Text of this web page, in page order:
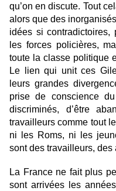
qu’on en discute. Tout
alors que des
idées si contradictoires,
les forces policières,
toute la classe politique
Le lien qui unit ces
leurs grandes
prise de conscience
discriminés, d’être
travailleurs comme tout
ni les Roms, ni les
sont des travailleurs, des
La France ne fait plus
sont arrivées les